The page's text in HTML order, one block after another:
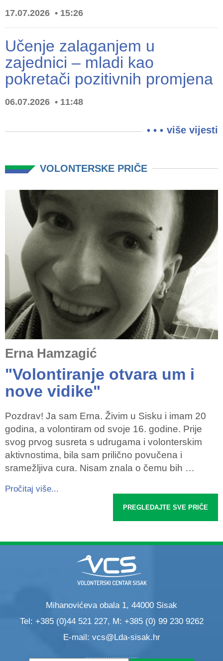
17.07.2026 15:26
Učenje zalaganjem u
zajednici – mladi kao
pokretači pozitivnih promjena
06.07.2026 11:48
više vijesti
VOLONTERSKE PRIČE
Erna Hamzagić
"Volontiranje otvara um i
nove vidike"
Pozdrav! Ja sam Erna. Živim u Sisku i imam 20
godina, a volontiram od svoje 16. godine. Prije
svog prvog susreta s udrugama i volonterskim
aktivnostima, bila sam prilično povučena i
sramežljiva cura. Nisam znala o čemu bih …
Pročitaj više...
PREGLEDAJTE SVE PRIČE
Mihanovićeva obala 1, 44000 Sisak
Tel: +385 (0)44 521 227, M: +385 (0) 99 230 9262
E-mail: vcs@Lda-sisak.hr